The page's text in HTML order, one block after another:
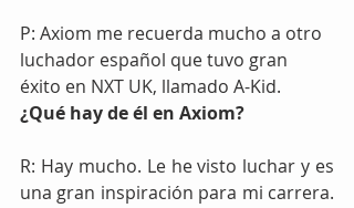
P: Axiom me recuerda mucho a otro
luchador español que tuvo gran
éxito en NXT UK, llamado A-Kid.
¿Qué hay de él en Axiom?
R: Hay mucho. Le he visto luchar y es
una gran inspiración para mi carrera.